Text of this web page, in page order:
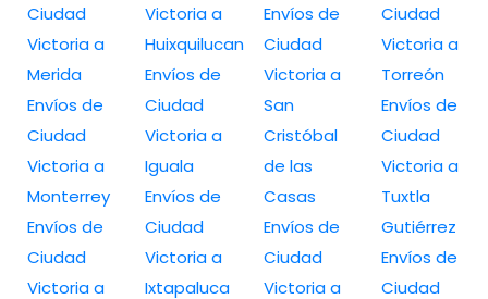
Ciudad
Victoria a
Merida
Envíos de
Ciudad
Victoria a
Monterrey
Envíos de
Ciudad
Victoria a
Victoria a
Huixquilucan
Envíos de
Ciudad
Victoria a
Iguala
Envíos de
Ciudad
Victoria a
Ixtapaluca
Envíos de
Ciudad
Victoria a
San
Cristóbal
de las
Casas
Envíos de
Ciudad
Victoria a
Ciudad
Victoria a
Torreón
Envíos de
Ciudad
Victoria a
Tuxtla
Gutiérrez
Envíos de
Ciudad